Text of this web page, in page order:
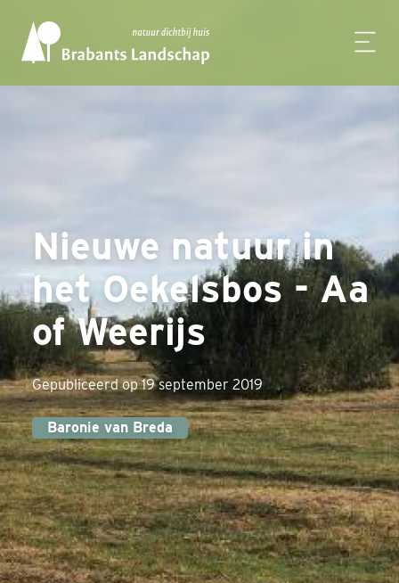
Nieuwe natuur in
het Oekelsbos - Aa
of Weerijs
Gepubliceerd op 19 september 2019
Baronie van Breda